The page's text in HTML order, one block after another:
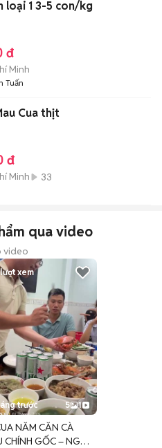
loại 1 3-5 con/kg
đ
Minh
Tuấn
Cua thịt
đ
Minh 33
qua video
video
lượt xem
trước 5 1
NĂM CĂN CÀ
CHÍNH GỐC – NGÀY